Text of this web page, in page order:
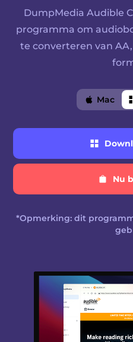
DumpMedia Audible
programma om
te converteren van
Mac
Nu
*Opmerking: dit